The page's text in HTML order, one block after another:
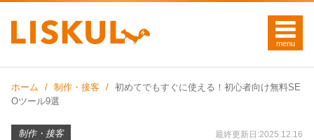
ホーム 制作・接客
初めてでもすぐに使える！初心者向け無料SE
Oツール9選
制作・接客 最終更新日:2025.12.16